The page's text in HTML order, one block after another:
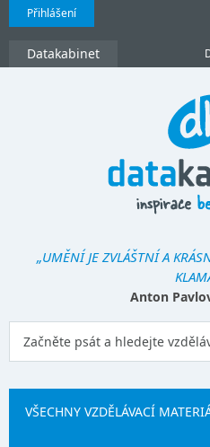
Přihlášení
Datakabinet
„UMĚNÍ JE ZVLÁŠTNÍ A
Anton
VŠECHNY VZDĚLÁVACÍ